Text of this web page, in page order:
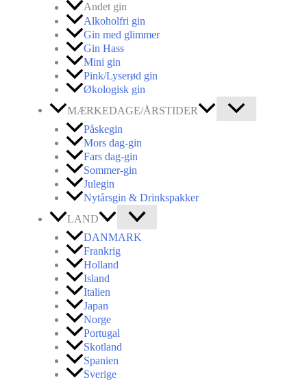
Andet gin
Alkoholfri gin
Gin med glimmer
Gin Hass
Mini gin
Pink/Lyserød gin
Økologisk gin
MÆRKEDAGE/ÅRSTIDER
Påskegin
Mors dag-gin
Fars dag-gin
Sommer-gin
Julegin
Nytårsgin & Drinkspakker
LAND
DANMARK
Frankrig
Holland
Island
Italien
Japan
Norge
Portugal
Skotland
Spanien
Sverige